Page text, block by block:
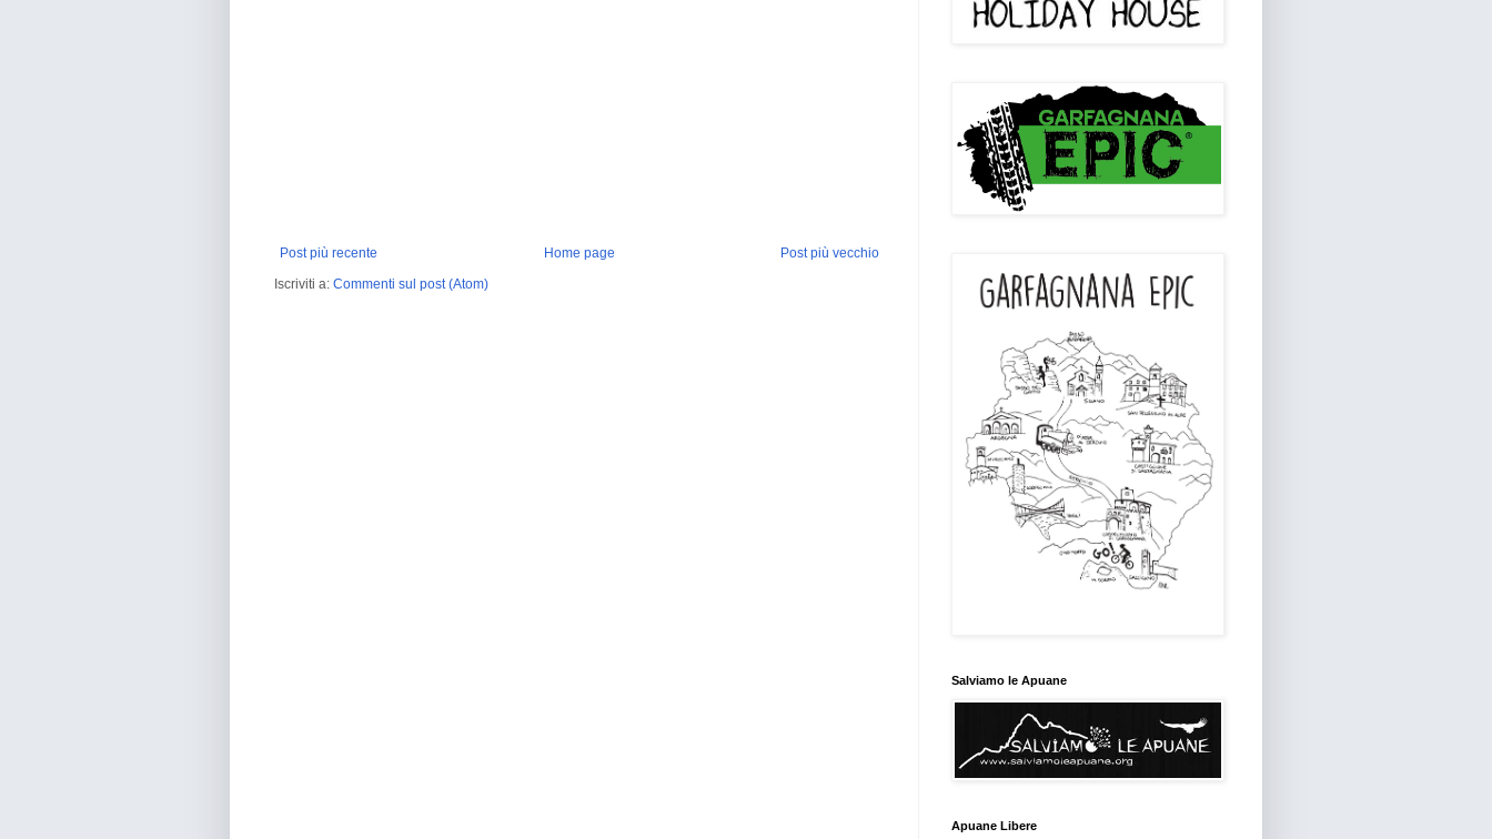
Post più recente Post più vecchio
Home page
Iscriviti a: Commenti sul post (Atom)
Salviamo le Apuane
Apuane Libere